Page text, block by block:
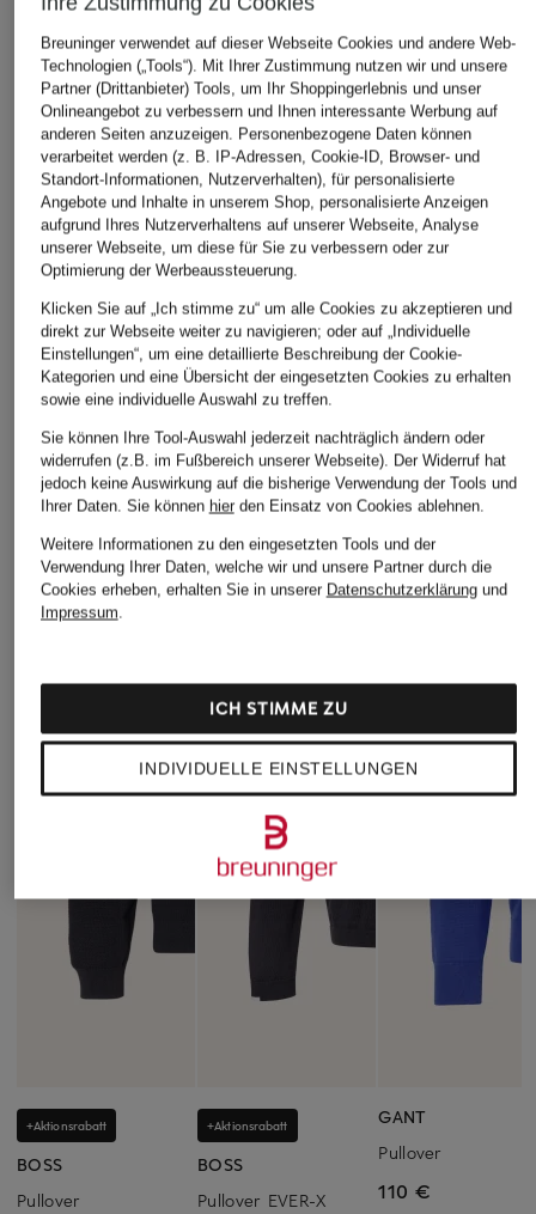
+Aktionsrabatt
GANT
Pullover
89,99 €
Ursprünglich:144,99 €
+Aktionsrabatt
GANT
Pullover
89,99 €
Ursprünglich:150 €
+Aktionsrabatt
GANT
Pullover
Ursprünglich:
ÄHNLICHE ARTIKEL ENTDECKEN
+Aktionsrabatt
BOSS
Pullover
+Aktionsrabatt
BOSS
Pullover EVER-X
GANT
Pullover
110 €
Breuninger verwendet auf dieser Webseite Cookies und andere Web-
Technologien („Tools“). Mit Ihrer Zustimmung nutzen wir und unsere
Partner (Drittanbieter) Tools, um Ihr Shoppingerlebnis und unser
Onlineangebot zu verbessern und Ihnen interessante Werbung auf
anderen Seiten anzuzeigen. Personenbezogene Daten können
verarbeitet werden (z. B. IP-Adressen, Cookie-ID, Browser- und
Standort-Informationen, Nutzerverhalten), für personalisierte
Angebote und Inhalte in unserem Shop, personalisierte Anzeigen
aufgrund Ihres Nutzerverhaltens auf unserer Webseite, Analyse
unserer Webseite, um diese für Sie zu verbessern oder zur
Optimierung der Werbeaussteuerung.
Klicken Sie auf „Ich stimme zu“ um alle Cookies zu akzeptieren und
direkt zur Webseite weiter zu navigieren; oder auf „Individuelle
Einstellungen“, um eine detaillierte Beschreibung der Cookie-
Kategorien und eine Übersicht der eingesetzten Cookies zu erhalten
sowie eine individuelle Auswahl zu treffen.
Sie können Ihre Tool-Auswahl jederzeit nachträglich ändern oder
widerrufen (z.B. im Fußbereich unserer Webseite). Der Widerruf hat
jedoch keine Auswirkung auf die bisherige Verwendung der Tools und
Ihrer Daten. Sie können hierden Einsatz von Cookies ablehnen.
Weitere Informationen zu den eingesetzten Tools und der
Verwendung Ihrer Daten, welche wir und unsere Partner durch die
Cookies erheben, erhalten Sie in unserer Datenschutzerklärungund
Impressum.
INDIVIDUELLE EINSTELLUNGEN
ICH STIMME ZU